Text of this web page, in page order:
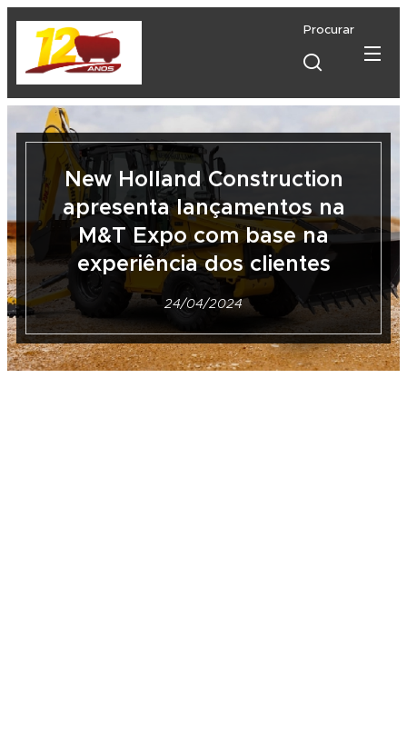
Procurar
New Holland Construction
apresenta lançamentos na
M&T Expo com base na
experiência dos clientes
24/04/2024